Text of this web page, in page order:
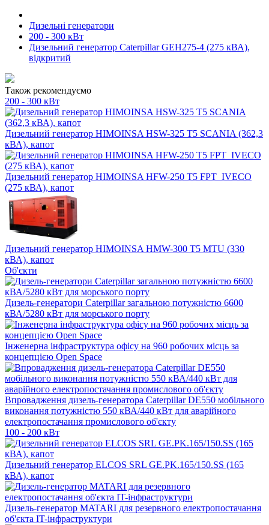
Дизельні генератори
200 - 300 кВт
Дизельний генератор Caterpillar GEH275-4 (275 кВА),
відкритий
Також рекомендуємо
200 - 300 кВт
Дизельний генератор HIMOINSA HSW-325 T5 SCANIA (362,3
кВА), капот
Дизельний генератор HIMOINSA HFW-250 T5 FPT_IVECO
(275 кВА), капот
Дизельний генератор HIMOINSA HMW-300 T5 MTU (330
кВА), капот
Об'єкти
Дизель-генератори Caterpillar загальною потужністю 6600
кВА/5280 кВт для морського порту
Інженерна інфраструктура офісу на 960 робочих місць за
концепцією Open Space
Впровадження дизель-генератора Caterpillar DE550 мобільного
виконання потужністю 550 кВА/440 кВт для аварійного
електропостачання промислового об'єкту
100 - 200 кВт
Дизельний генератор ELCOS SRL GE.PK.165/150.SS (165
кВА), капот
Дизель-генератор MATARI для резервного електропостачання
об'єкта IT-інфраструктури